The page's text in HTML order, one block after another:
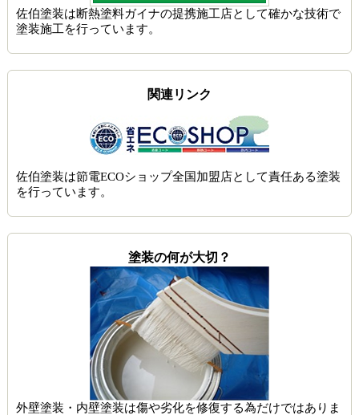
佐伯塗装は断熱塗料ガイナの提携施工店として確かな技術で
塗装施工を行っています。
関連リンク
佐伯塗装は節電ECOショップ全国加盟店として責任ある塗装
を行っています。
塗装の何が大切？
外壁塗装・内壁塗装は傷や劣化を修復する為だけではありま